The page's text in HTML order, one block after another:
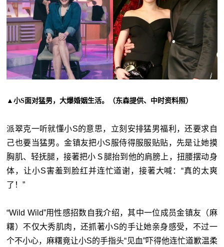
▲小S面对猛男，大爆婚姻生活。（东森提供、中时资料照）
派翠克一听就懂小S的意思，立刻安排猛男福利，还要求自
己也要当猛男。金镇友把小S服侍得服服贴贴，先是让她摸
胸肌、轻抚腿，接著把小Ｓ腿抬到他的肩膀上，扭腰摆动身
体，让小S害羞到脸红并连忙道谢，接著大喊：“真的太爽
了！”
“Wild Wild”用性感招数自我介绍，其中一位成员金镇友（麻
糬）不仅大秀肌肉，还抓著小S的手让她亲身感受，不过一
个不小心，麻糬竟让小S的手指头“见血”吓得他连忙道歉温柔